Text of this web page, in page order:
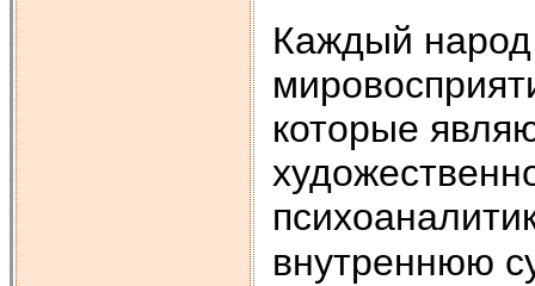
Каждый
которые
внутреннюю